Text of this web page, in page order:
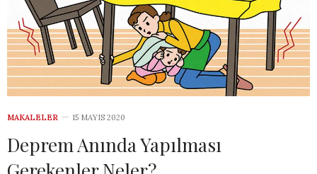
MAKALELER 15 MAYIS 2020
Deprem Anında Yapılması